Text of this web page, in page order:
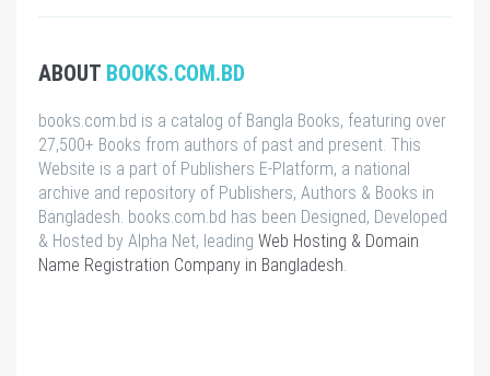
ABOUT BOOKS.COM.BD
books.com.bd is a catalog of Bangla Books, featuring over
27,500+ Books from authors of past and present. This
Website is a part of Publishers E-Platform, a national
archive and repository of Publishers, Authors & Books in
Bangladesh. books.com.bd has been Designed, Developed
& Hosted by Alpha Net, leading Web Hosting & Domain
Name Registration Company in Bangladesh